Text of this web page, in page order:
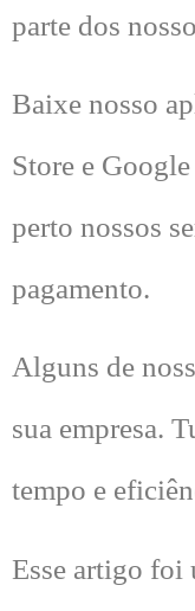
parte dos
Baixe nosso
Store e
perto nossos
pagamento.
Alguns de
sua empresa.
tempo e
Esse artigo foi